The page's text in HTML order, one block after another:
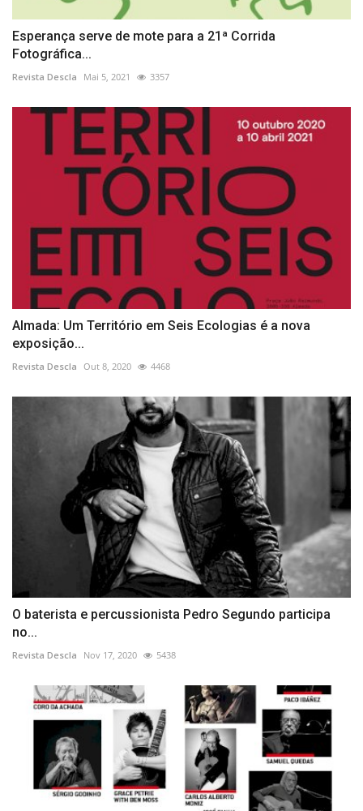
Esperança serve de mote para a 21ª Corrida
Fotográfica...
Revista Descla Mai 5, 2021 3357
Almada: Um Território em Seis Ecologias é a nova
exposição...
Revista Descla Out 8, 2020 4468
O baterista e percussionista Pedro Segundo participa
no...
Revista Descla Nov 17, 2020 5438